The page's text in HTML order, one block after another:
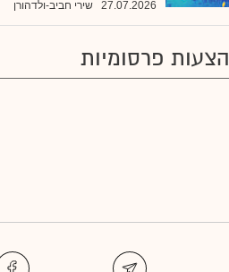
27.07.2026 שירי חביב-ולדהורן
הצעות פרסומיות